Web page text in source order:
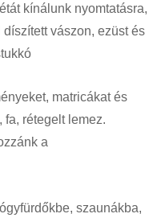
kínálunk nyomtatásra,
vászon, ezüst és
matricákat és
fa, rétegelt lemez.
a
szaunákba,